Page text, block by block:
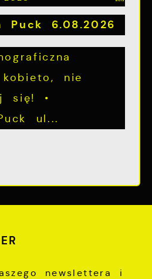
Puck 6.08.2026
nie
się! •
ul...
newslettera i